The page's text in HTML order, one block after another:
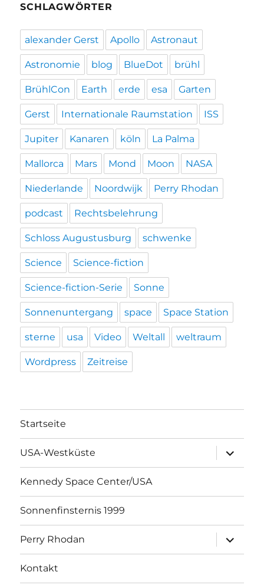
SCHLAGWÖRTER
alexander Gerst Apollo Astronaut
Astronomie blog BlueDot brühl
BrühlCon Earth erde esa Garten
Gerst Internationale Raumstation ISS
Jupiter Kanaren köln La Palma
Mallorca Mars Mond Moon NASA
Niederlande Noordwijk Perry Rhodan
podcast Rechtsbelehrung
Schloss Augustusburg schwenke
Science Science-fiction
Science-fiction-Serie Sonne
Sonnenuntergang space Space Station
sterne usa Video Weltall weltraum
Wordpress Zeitreise
Startseite
USA-Westküste
öffnen
Kennedy Space Center/USA
Sonnenfinsternis 1999
Perry Rhodan
öffnen
Kontakt